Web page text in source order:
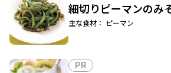
細切りピーマンのみ
主な食材： ピーマン
PR